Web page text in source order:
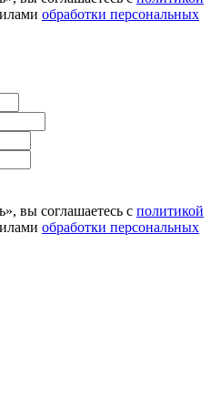
обработки персональных
вы соглашаетесь с политикой
обработки персональных